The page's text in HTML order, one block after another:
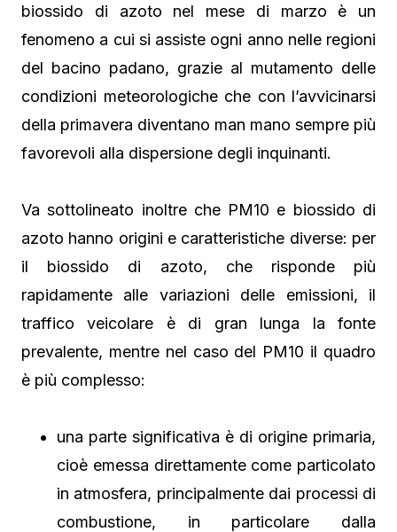
biossido di azoto nel mese di marzo è un
fenomeno a cui si assiste ogni anno nelle regioni
del bacino padano, grazie al mutamento delle
condizioni meteorologiche che con l’avvicinarsi
della primavera diventano man mano sempre più
favorevoli alla dispersione degli inquinanti.
Va sottolineato inoltre che PM10 e biossido di
azoto hanno origini e caratteristiche diverse: per
il biossido di azoto, che risponde più
rapidamente alle variazioni delle emissioni, il
traffico veicolare è di gran lunga la fonte
prevalente, mentre nel caso del PM10 il quadro
è più complesso:
una parte significativa è di origine primaria,
cioè emessa direttamente come particolato
in atmosfera, principalmente dai processi di
combustione, in particolare dalla